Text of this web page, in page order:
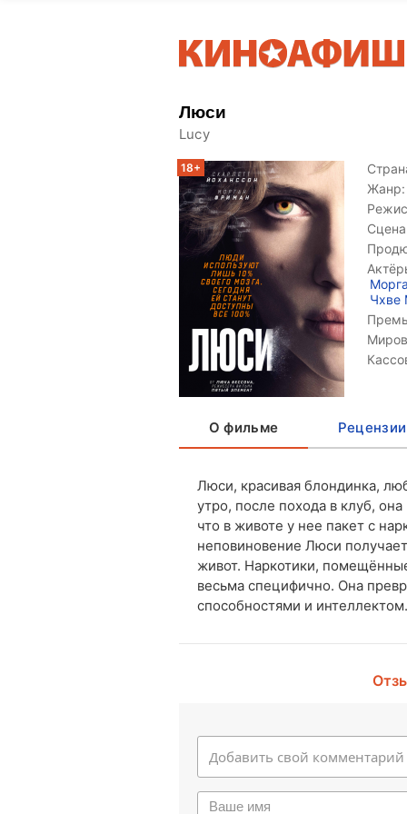
Люси
Lucy
18+
Жанр:
Чхве
О фильме Рецензии
Люси, красивая блондинка,
утро, после похода в клуб,
что в животе у нее пакет с
неповиновение Люси
живот. Наркотики,
весьма специфично. Она
способностями и